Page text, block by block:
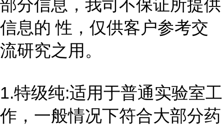
部分信息，我司不保证所提供
信息的 性，仅供客户参考交
流研究之用。
1.特级纯:适用于普通实验室工
作，一般情况下符合大部分药